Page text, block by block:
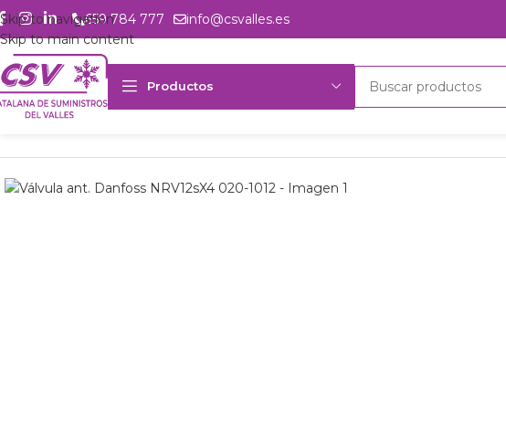
Skip to navigation
Skip to main content
659 784 777 info@csvalles.es
Productos
Inicio Productos